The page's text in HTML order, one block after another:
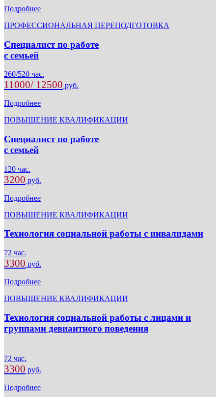
Подробнее
ПРОФЕССИОНАЛЬНАЯ ПЕРЕПОДГОТОВКА
Специалист по работе
с семьей
260/520 час.
11000/ 12500 руб.
Подробнее
ПОВЫШЕНИЕ КВАЛИФИКАЦИИ
Специалист по работе
с семьей
120 час.
3200 руб.
Подробнее
ПОВЫШЕНИЕ КВАЛИФИКАЦИИ
Технология социальной работы с инвалидами
72 час.
3300 руб.
Подробнее
ПОВЫШЕНИЕ КВАЛИФИКАЦИИ
Технология социальной работы с лицами и
группами девиантного поведения
72 час.
3300 руб.
Подробнее